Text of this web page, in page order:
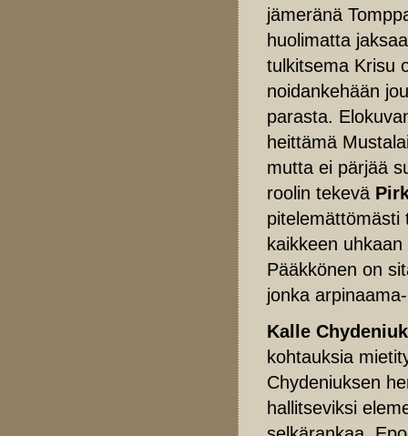
jämeränä
huolimatta
tulkitsema Krisu
noidankehään
parasta.
heittämä
mutta ei pärjää
roolin tekevä
pitelemättömästi
kaikkeen
Pääkkönen on
jonka
Kalle
kohtauksia
Chydeniuksen
hallitseviksi